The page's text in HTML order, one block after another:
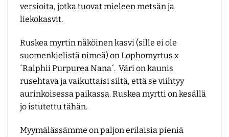
versioita, jotka tuovat mieleen metsän ja
liekokasvit.
Ruskea myrtin näköinen kasvi (sille ei ole
suomenkielistä nimeä) on Lophomyrtus x
´Ralphii Purpurea Nana´. Väri on kaunis
rusehtava ja vaikuttaisi siltä, että se viihtyy
aurinkoisessa paikassa. Ruskea myrtti on kesällä
jo istutettu tähän.
Myymälässämme on paljon erilaisia pieniä